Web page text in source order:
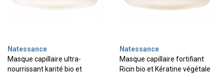
Natessance
Masque capillaire ultra-
nourrissant karité bio et
Natessance
Masque capillaire fortifiant
Ricin bio et Kératine végétale